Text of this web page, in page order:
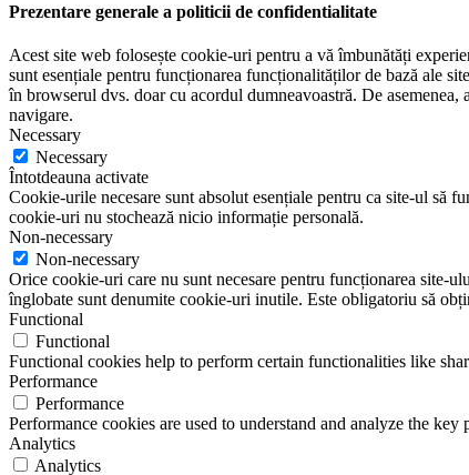
Prezentare generale a politicii de confidentialitate
Acest site web folosește cookie-uri pentru a vă îmbunătăți
sunt esențiale pentru funcționarea funcționalităților de bază ale
în browserul dvs. doar cu acordul dumneavoastră. De
navigare.
Necessary
Necessary
Întotdeauna activate
Cookie-urile necesare sunt absolut esențiale pentru ca site-ul să
cookie-uri nu stochează nicio informație personală.
Non-necessary
Non-necessary
Orice cookie-uri care nu sunt necesare pentru funcționarea site-
înglobate sunt denumite cookie-uri inutile. Este obligatoriu să
Functional
Functional
Functional cookies help to perform certain functionalities like
Performance
Performance
Performance cookies are used to understand and analyze the
Analytics
Analytics